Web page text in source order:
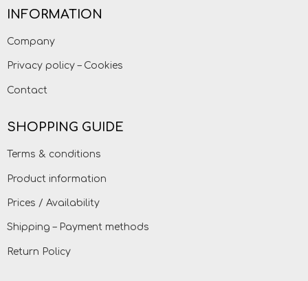
INFORMATION
Company
Privacy policy – Cookies
Contact
SHOPPING GUIDE
Terms & conditions
Product information
Prices / Availability
Shipping – Payment methods
Return Policy